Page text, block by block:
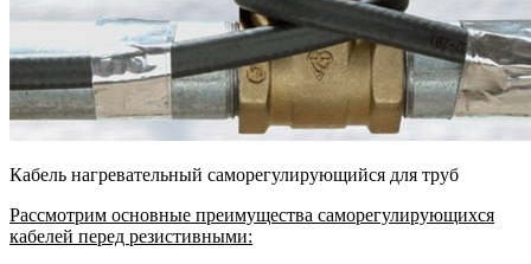
Кабель нагревательный саморегулирующийся для труб
Рассмотрим основные преимущества саморегулирующихся
кабелей перед резистивными: